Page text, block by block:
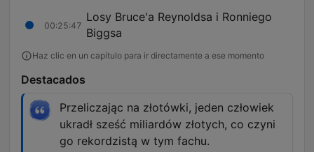
00:25:47
Losy Bruce'a Reynoldsa i Ronniego
Biggsa
Haz clic en un capítulo para ir directamente a ese momento
Destacados
Przeliczając na złotówki, jeden człowiek
ukradł sześć miliardów złotych, co czyni
go rekordzistą w tym fachu.